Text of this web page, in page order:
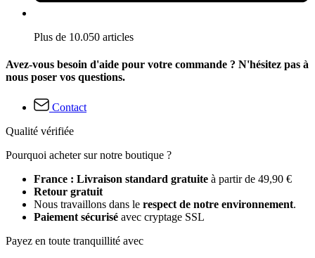
Plus de 10.050 articles
Avez-vous besoin d'aide pour votre commande ? N'hésitez pas à
nous poser vos questions.
Contact
Qualité vérifiée
Pourquoi acheter sur notre boutique ?
France : Livraison standard gratuite à partir de 49,90 €
Retour gratuit
Nous travaillons dans le respect de notre environnement.
Paiement sécurisé avec cryptage SSL
Payez en toute tranquillité avec